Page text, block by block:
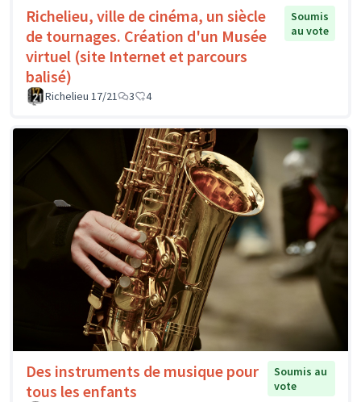
Richelieu, ville de cinéma, un siècle
de tournages. Création d'un Musée
virtuel (site Internet et parcours
balisé)
Soumis
au vote
Richelieu 17/21 3 4
Des instruments de musique pour
tous les enfants
Soumis au
vote